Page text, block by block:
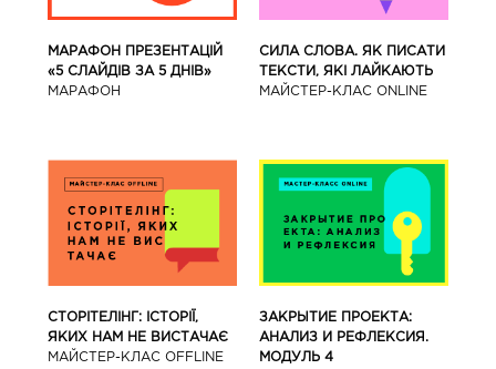
МАРАФОН ПРЕЗЕНТАЦІЙ
«5 СЛАЙДІВ ЗА 5 ДНІВ»
МАРАФОН
СИЛА СЛОВА. ЯК ПИСАТИ
ТЕКСТИ, ЯКІ ЛАЙКАЮТЬ
МАЙСТЕР-КЛАС ONLINE
СТОРІТЕЛІНГ: ІСТОРІЇ,
ЯКИХ НАМ НЕ ВИСТАЧАЄ
МАЙСТЕР-КЛАС OFFLINE
ЗАКРЫТИЕ ПРОЕКТА:
АНАЛИЗ И РЕФЛЕКСИЯ.
МОДУЛЬ 4